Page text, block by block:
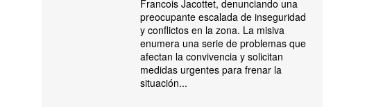
Francois Jacottet, denunciando una
preocupante escalada de inseguridad
y conflictos en la zona. La misiva
enumera una serie de problemas que
afectan la convivencia y solicitan
medidas urgentes para frenar la
situación...